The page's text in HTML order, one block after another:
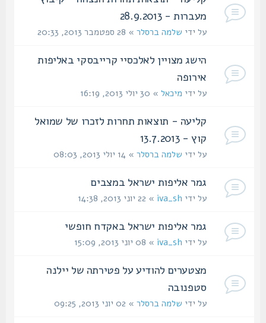
מעברות - 28.9.2013
על ידישלמה ברסלר» 28 ספטמבר 2013, 20:33
הישג מצויין לאלכסיי קרייבסקי באליפות
אירופה
על ידימיכאל» 30 יולי 2013, 16:19
קליעה - תוצאות תחרות לזכרו של שמואל
קוץ - 13.7.2013
על ידישלמה ברסלר» 14 יולי 2013, 08:03
גמר אליפות ישראל במצבים‏
על ידיiva_sh» 22 יוני 2013, 14:38
גמר אליפות ישראל באקדח חופשי
על ידיiva_sh» 08 יוני 2013, 15:09
מצטערים להודיע על פטירתה של יילנה
סטפנובה
על ידישלמה ברסלר» 02 יוני 2013, 09:25